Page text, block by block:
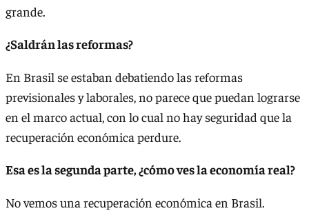
grande.
¿Saldrán las reformas?
En Brasil se estaban debatiendo las reformas
previsionales y laborales, no parece que puedan lograrse
en el marco actual, con lo cual no hay seguridad que la
recuperación económica perdure.
Esa es la segunda parte, ¿cómo ves la economía real?
No vemos una recuperación económica en Brasil.